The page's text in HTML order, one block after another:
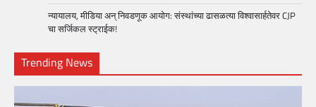
न्यायालय, मीडिया अन् निवडणूक आयोग: संस्थांच्या ढासळत्या विश्वासार्हतेवर CJP
चा सर्जिकल स्ट्राईक!
Trending News